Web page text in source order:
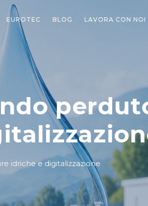
EUROTEC BLOG LAVORA CON NOI
idriche e digitalizzazione